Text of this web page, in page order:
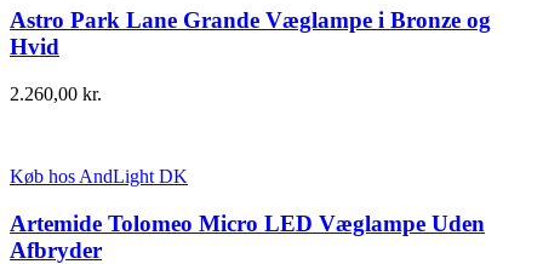
Astro Park Lane Grande Væglampe i Bronze og
Hvid
2.260,00 kr.
Køb hos AndLight DK
Artemide Tolomeo Micro LED Væglampe Uden
Afbryder